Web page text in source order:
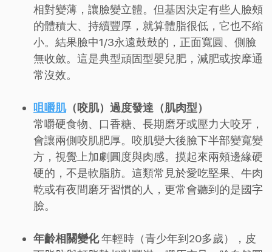
相對變薄，讓臉變立體。但基因決定有些人臉頰
的體積大、持續豐厚，就算體脂很低，它也不縮
小。結果臉中1/3永遠鼓鼓的，正面寬圓、側臉
無收斂。這是典型頑固型嬰兒肥，減肥或按摩通
常沒效。
咀嚼肌（咬肌）過度發達（肌肉型）
常嚼硬食物、口香糖、長期磨牙或壓力大咬牙，
會讓兩側咬肌肥厚。咬肌變大後臉下半部變寬變
方，視覺上加劇圓度與肉感。摸起來兩頰邊緣硬
硬的，不是軟脂肪。這類常見於愛吃堅果、牛肉
乾或有夜間磨牙習慣的人，更常會聽到的是國字
臉。
年齡相關變化年輕時（青少年到20多歲），皮